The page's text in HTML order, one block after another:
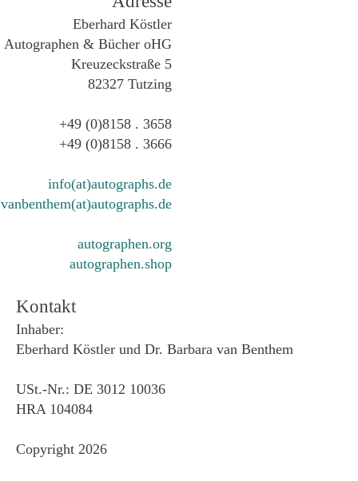
Eberhard Köstler
Autographen & Bücher oHG
Kreuzeckstraße 5
82327 Tutzing
+49 (0)8158 . 3658
+49 (0)8158 . 3666
info(at)autographs.de
vanbenthem(at)autographs.de
autographen.org
autographen.shop
Kontakt
Inhaber:
Eberhard Köstler und Dr. Barbara van Benthem
USt.-Nr.: DE 3012 10036
HRA 104084
Copyright 2026